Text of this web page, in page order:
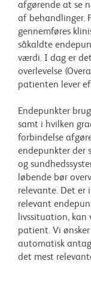
afgørende at se
af behandlinger.
gennemføres
såkaldte
værdi. I dag er
overlevelse
patienten lever
Endepunkter
samt i hvilken
forbindelse
endepunkter der
og
løbende bør
relevante. Det er
relevant
livssituation,
patient. Vi
automatisk
det mest